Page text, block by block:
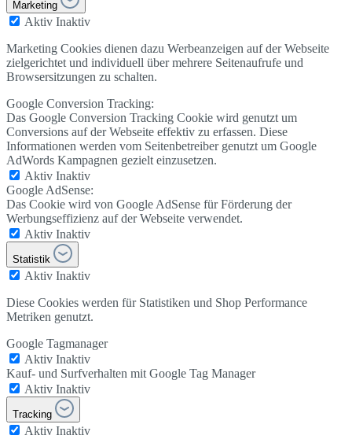
Marketing
Aktiv Inaktiv
Marketing Cookies dienen dazu Werbeanzeigen auf der Webseite
zielgerichtet und individuell über mehrere Seitenaufrufe und
Browsersitzungen zu schalten.
Google Conversion Tracking:
Das Google Conversion Tracking Cookie wird genutzt um
Conversions auf der Webseite effektiv zu erfassen. Diese
Informationen werden vom Seitenbetreiber genutzt um Google
AdWords Kampagnen gezielt einzusetzen.
Aktiv Inaktiv
Google AdSense:
Das Cookie wird von Google AdSense für Förderung der
Werbungseffizienz auf der Webseite verwendet.
Aktiv Inaktiv
Statistik
Aktiv Inaktiv
Diese Cookies werden für Statistiken und Shop Performance
Metriken genutzt.
Google Tagmanager
Aktiv Inaktiv
Kauf- und Surfverhalten mit Google Tag Manager
Aktiv Inaktiv
Tracking
Aktiv Inaktiv